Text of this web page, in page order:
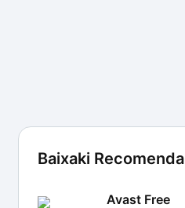
Baixaki Recomenda
Avast Free